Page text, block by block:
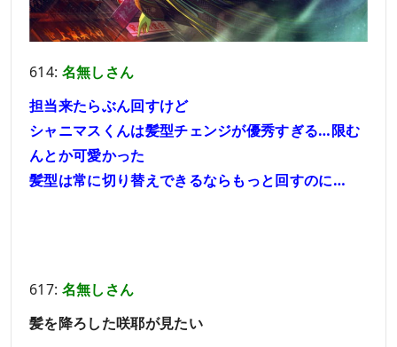
614: 名無しさん
担当来たらぶん回すけど
シャニマスくんは髪型チェンジが優秀すぎる…限む
んとか可愛かった
髪型は常に切り替えできるならもっと回すのに…
617: 名無しさん
髪を降ろした咲耶が見たい